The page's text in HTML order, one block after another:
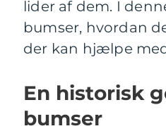
lider af dem. I
bumser, hvordan
der kan hjælpe
En historisk
bumser